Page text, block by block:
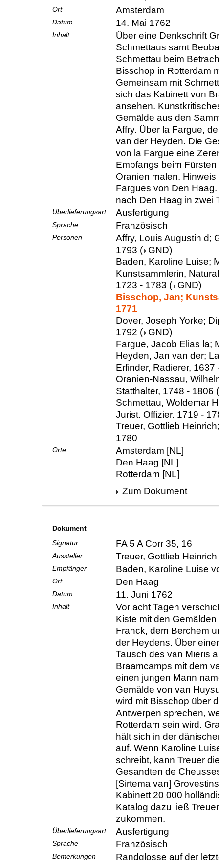
Ort Amsterdam
Datum 14. Mai 1762
Inhalt
Über eine Denkschrift
Schmettaus samt
Schmettau beim
Bisschop in Rotterdam
Gemeinsam mit
sich das Kabinett von
ansehen.
Gemälde aus den
Affry. Über la Fargue,
van der Heyden. Die
von la Fargue eine
Empfangs beim Fürsten
Oranien malen.
Fargues von Den
nach Den Haag in zwei
Überlieferungsart Ausfertigung
Sprache Französisch
Personen
Affry, Louis Augustin d;
1793 ( GND)
Baden, Karoline Luise;
Kunstsammlerin,
1723 - 1783 ( GND)
Bisschop, Jan;
1771
Dover, Joseph Yorke;
1792 ( GND)
Fargue, Jacob Elias la;
Heyden, Jan van der;
Erfinder, Radierer, 1637
Oranien-Nassau,
Statthalter, 1748 - 1806 (
Schmettau, Woldemar
Jurist, Offizier, 1719 -
Treuer, Gottlieb
1780
Orte
Amsterdam [NL]
Den Haag [NL]
Rotterdam [NL]
Zum Dokument
Dokument
Signatur
FA 5 A Corr 35, 16
Aussteller Treuer, Gottlieb Heinrich
Empfänger Baden, Karoline Luise
Ort Den Haag
Datum 11. Juni 1762
Inhalt
Vor acht Tagen
Kiste mit den
Franck, dem Berchem
der Heydens. Über
Tausch des van Mieris
Braamcamps mit dem
einen jungen Mann
Gemälde von van
wird mit Bisschop über
Antwerpen sprechen,
Rotterdam sein wird.
hält sich in der
auf. Wenn Karoline
schreibt, kann Treuer
Gesandten de
[Sirtema van]
Kabinett 20 000
Katalog dazu ließ
zukommen.
Überlieferungsart Ausfertigung
Sprache Französisch
Bemerkungen
Randglosse auf der